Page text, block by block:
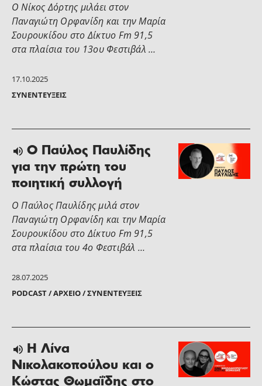
17.10.2025
ΣΥΝΕΝΤΕΎΞΕΙΣ
Ο Νίκος Δόρτης μιλάει στον
Παναγιώτη Ορφανίδη και την Μαρία
Σουρουκίδου στο Δίκτυο Fm 91,5
στα πλαίσια του 13ου Φεστιβάλ …
28.07.2025
PODCAST / ΑΡΧΕΊΟ / ΣΥΝΕΝΤΕΎΞΕΙΣ
Ο Παύλος Παυλίδης
για την πρώτη του
ποιητική συλλογή
Ο Παύλος Παυλίδης μιλά στον
Παναγιώτη Ορφανίδη και την Μαρία
Σουρουκίδου στο Δίκτυο Fm 91,5
στα πλαίσια του 4ο Φεστιβάλ …
Η Λίνα
Νικολακοπούλου και ο
Κώστας Θωμαΐδης στο